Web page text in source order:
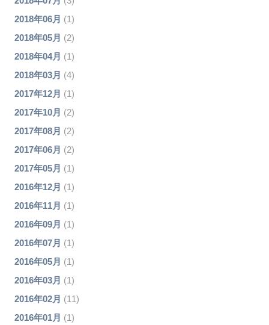
2018年06月 (1)
2018年05月 (2)
2018年04月 (1)
2018年03月 (4)
2017年12月 (1)
2017年10月 (2)
2017年08月 (2)
2017年06月 (2)
2017年05月 (1)
2016年12月 (1)
2016年11月 (1)
2016年09月 (1)
2016年07月 (1)
2016年05月 (1)
2016年03月 (1)
2016年02月 (11)
2016年01月 (1)